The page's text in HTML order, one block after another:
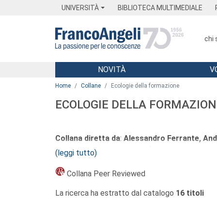
UNIVERSITÀ BIBLIOTECA MULTIMEDIALE
chi
Menu
NOVITÀ
Home Collane Ecologie della formazione
ECOLOGIE DELLA
Collana diretta da: Alessandro Ferrante,
La collana Ecologie della formazione
contingenti e in divenire, profondamente
contesti (formali, non formali e informali), per
(leggi tutto)
Collana Peer Reviewed
La ricerca ha estratto dal catalogo 16 titoli